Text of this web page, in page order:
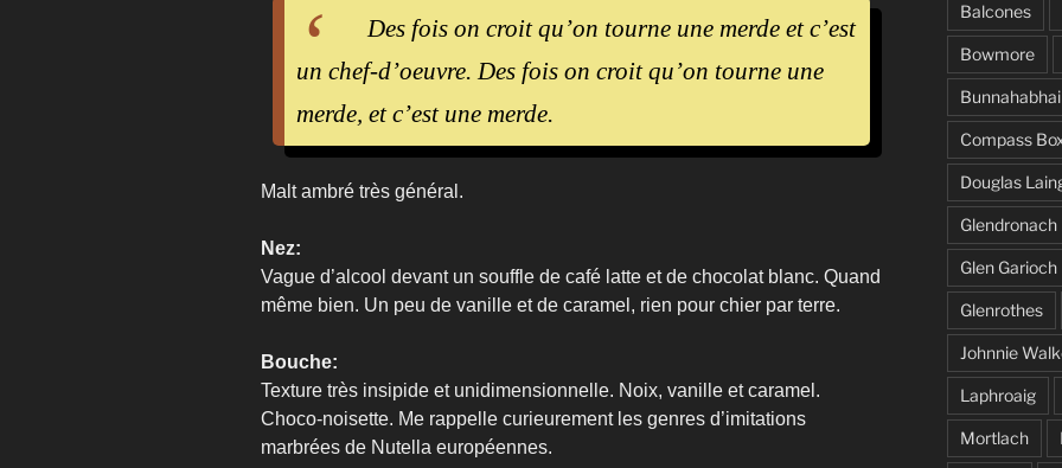
Des fois on croit qu’on tourne une merde et c’est
un chef-d’oeuvre. Des fois on croit qu’on tourne une
merde, et c’est une merde.
Malt ambré très général.
Nez:
Vague d’alcool devant un souffle de café latte et de chocolat blanc. Quand
même bien. Un peu de vanille et de caramel, rien pour chier par terre.
Bouche:
Texture très insipide et unidimensionnelle. Noix, vanille et caramel.
Choco-noisette. Me rappelle curieurement les genres d’imitations
marbrées de Nutella européennes.
Balcones
Bowmore
Compass
Douglas
Glendronach
Glen Garioch
Glenrothes
Johnnie
Laphroaig
Mortlach